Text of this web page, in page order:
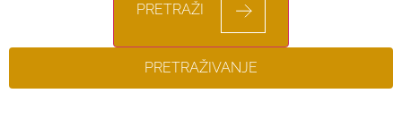
PRETRAŽI
PRETRAŽIVANJE